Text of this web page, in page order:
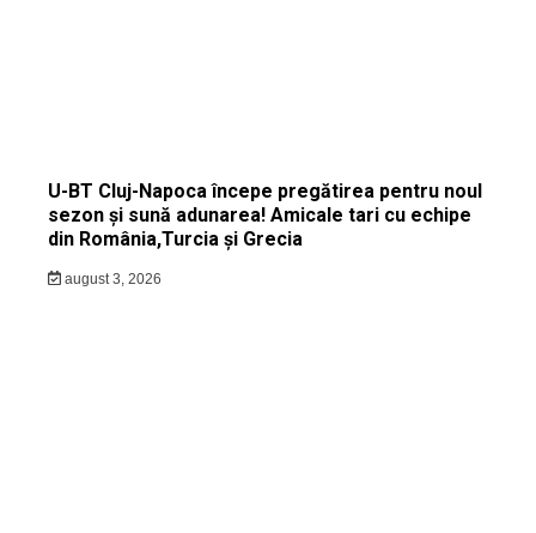
U-BT Cluj-Napoca începe pregătirea pentru noul
sezon și sună adunarea! Amicale tari cu echipe
din România,Turcia și Grecia
august 3, 2026